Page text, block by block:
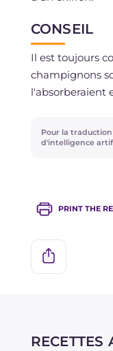
Vous pouvez
déshydrateur
CONSEIL
Il est toujours
champignons
l'absorberaient
pouvez les
les sécher
Pour la
d'intelligence
PRINT THE
RECETTES